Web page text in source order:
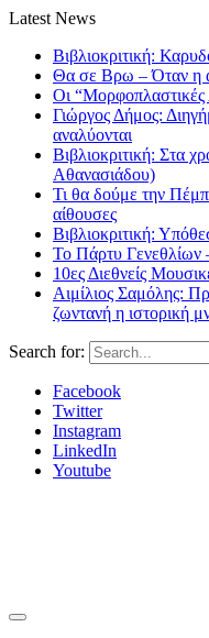
Latest News
Βιβλιοκριτική:
Θα σε Βρω – Όταν η
Οι
Γιώργος Δήμος:
αναλύονται
Βιβλιοκριτική: Στα
Αθανασιάδου)
Τι θα δούμε την
αίθουσες
Βιβλιοκριτική:
Το Πάρτυ Γενεθλίων
10ες Διεθνείς
Αιμίλιος Σαμόλης:
ζωντανή η ιστορική
Search for:
Facebook
Twitter
Instagram
LinkedIn
Youtube